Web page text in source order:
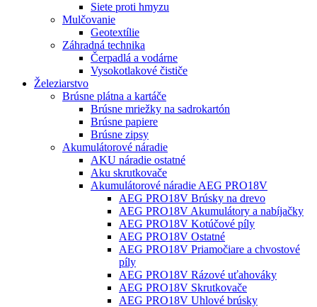
Siete proti hmyzu
Mulčovanie
Geotextílie
Záhradná technika
Čerpadlá a vodárne
Vysokotlakové čističe
Železiarstvo
Brúsne plátna a kartáče
Brúsne mriežky na sadrokartón
Brúsne papiere
Brúsne zipsy
Akumulátorové náradie
AKU náradie ostatné
Aku skrutkovače
Akumulátorové náradie AEG PRO18V
AEG PRO18V Brúsky na drevo
AEG PRO18V Akumulátory a nabíjačky
AEG PRO18V Kotúčové píly
AEG PRO18V Ostatné
AEG PRO18V Priamočiare a chvostové
píly
AEG PRO18V Rázové uťahováky
AEG PRO18V Skrutkovače
AEG PRO18V Uhlové brúsky